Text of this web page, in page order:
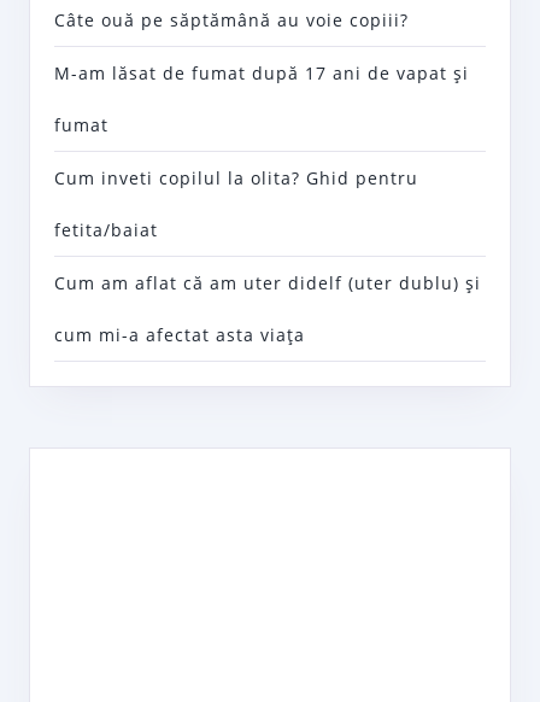
Câte ouă pe săptămână au voie copiii?
M-am lăsat de fumat după 17 ani de vapat şi
fumat
Cum inveti copilul la olita? Ghid pentru
fetita/baiat
Cum am aflat că am uter didelf (uter dublu) şi
cum mi-a afectat asta viaţa